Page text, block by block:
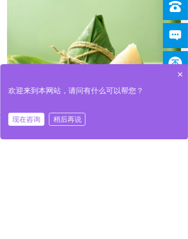
在线咨询
×
欢迎来到本网站，请问有什么可以帮您？
现在咨询
稍后再说
在线咨询